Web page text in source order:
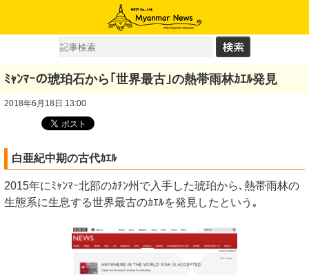
ﾐｬﾝﾏｰの琥珀石から｢世界最古｣の熱帯雨林ｶｴﾙ発見
2018年6月18日 13:00
白亜紀中期の古代ｶｴﾙ
2015年にﾐｬﾝﾏｰ北部のｶﾁﾝ州で入手した琥珀から､熱帯雨林の
生態系に生息する世界最古のｶｴﾙを発見したという｡